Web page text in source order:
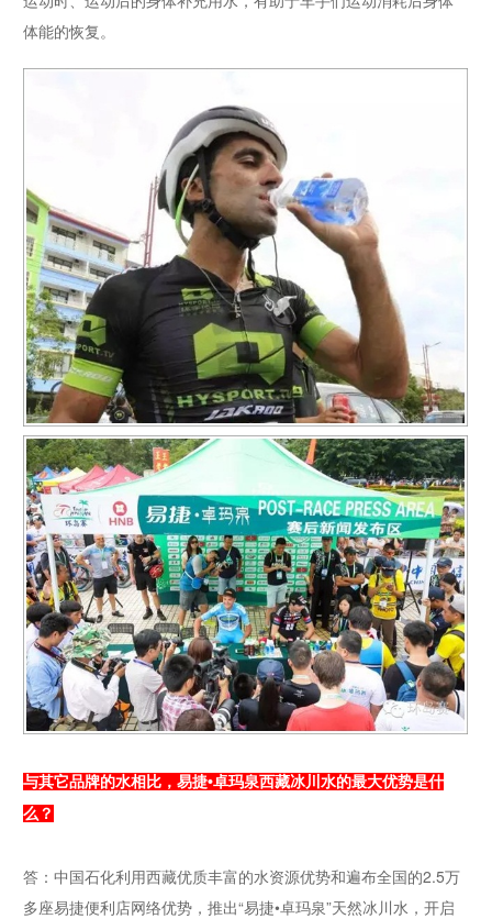
体能的恢复。
与其它品牌的水相比，易捷•卓玛泉西藏冰川水的最大优势是什
么？
答：中国石化利用西藏优质丰富的水资源优势和遍布全国的2.5万
多座易捷便利店网络优势，推出“易捷•卓玛泉”天然冰川水，开启